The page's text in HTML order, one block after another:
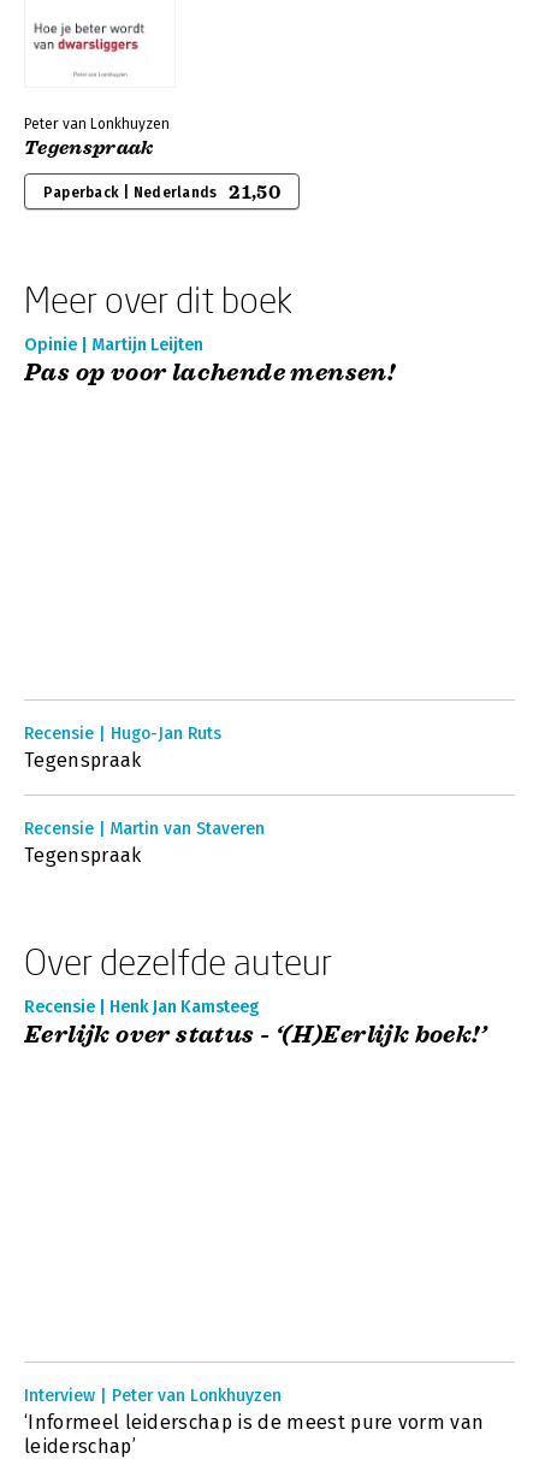
Peter van Lonkhuyzen
Tegenspraak
Paperback | Nederlands 21,50
Meer over dit boek
Opinie | Martijn Leijten
Pas op voor lachende mensen!
Recensie | Hugo-Jan Ruts
Tegenspraak
Recensie | Martin van Staveren
Tegenspraak
Over dezelfde auteur
Recensie | Henk Jan Kamsteeg
Eerlijk over status - ‘(H)Eerlijk boek!’
Interview | Peter van Lonkhuyzen
‘Informeel leiderschap is de meest pure vorm van
leiderschap’